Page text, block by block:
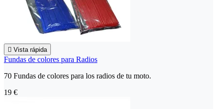
 Vista rápida
Fundas de colores para Radios
70 Fundas de colores para los radios de tu moto.
19 €